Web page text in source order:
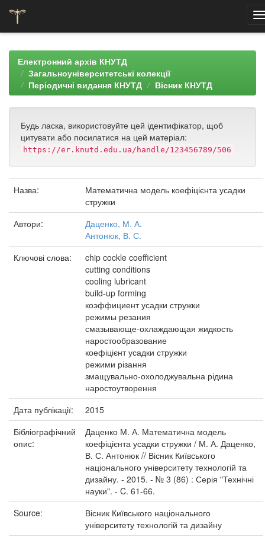
navigationЕлектронний архів КНУТД
Загальноуніверситетські колекції
Періодичні видання КНУТД
Вісник КНУТД
Будь ласка, використовуйте цей ідентифікатор, щоб
цитувати або посилатися на цей матеріал:
https://er.knutd.edu.ua/handle/123456789/506
Назва:
Математична модель коефіцієнта усадки
стружки
Автори:
Даценко, М. А.
Антонюк, В. С.
Ключові слова:
chip cockle coefficient
cutting conditions
cooling lubricant
build-up forming
коэффициент усадки стружки
режимы резания
смазывающе-охлаждающая жидкость
наростообразование
коефіцієнт усадки стружки
режими різання
змащувально-охолоджувальна рідина
наростоутворення
Дата публікації:
2015
Бібліографічний
опис:
Даценко М. А. Математична модель
коефіцієнта усадки стружки / М. А. Даценко,
В. С. Антонюк // Вісник Київського
національного університету технологій та
дизайну. - 2015. - № 3 (86) : Серія "Технічні
науки". - C. 61-66.
Source:
Вісник Київського національного
університету технологій та дизайну